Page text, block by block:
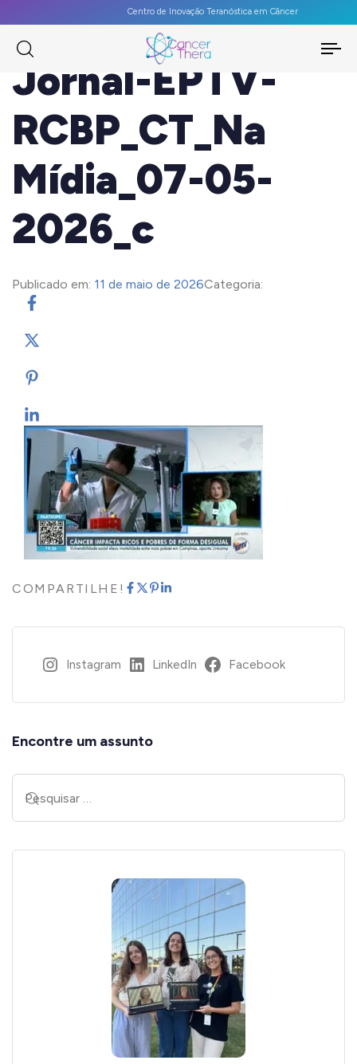
Centro de Inovação Teranóstica em Câncer
Jornal-EPTV-
RCBP_CT_Na
Mídia_07-05-
2026_c
Publicado em: 11 de maio de 2026Categoria:
COMPARTILHE!
Instagram LinkedIn Facebook
Encontre um assunto